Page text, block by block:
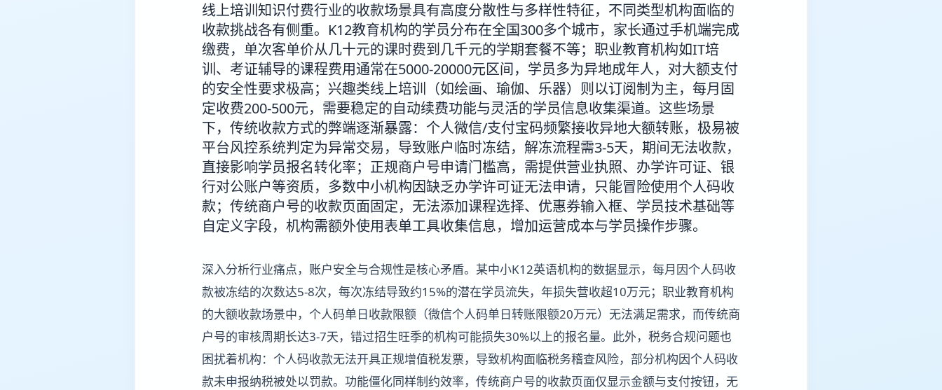
线上培训知识付费行业的收款场景具有高度分散性与多样性特征，不同类型机构面临的
收款挑战各有侧重。K12教育机构的学员分布在全国300多个城市，家长通过手机端完成
缴费，单次客单价从几十元的课时费到几千元的学期套餐不等；职业教育机构如IT培
训、考证辅导的课程费用通常在5000-20000元区间，学员多为异地成年人，对大额支付
的安全性要求极高；兴趣类线上培训（如绘画、瑜伽、乐器）则以订阅制为主，每月固
定收费200-500元，需要稳定的自动续费功能与灵活的学员信息收集渠道。这些场景
下，传统收款方式的弊端逐渐暴露：个人微信/支付宝码频繁接收异地大额转账，极易被
平台风控系统判定为异常交易，导致账户临时冻结，解冻流程需3-5天，期间无法收款，
直接影响学员报名转化率；正规商户号申请门槛高，需提供营业执照、办学许可证、银
行对公账户等资质，多数中小机构因缺乏办学许可证无法申请，只能冒险使用个人码收
款；传统商户号的收款页面固定，无法添加课程选择、优惠券输入框、学员技术基础等
自定义字段，机构需额外使用表单工具收集信息，增加运营成本与学员操作步骤。
深入分析行业痛点，账户安全与合规性是核心矛盾。某中小K12英语机构的数据显示，每月因个人码收
款被冻结的次数达5-8次，每次冻结导致约15%的潜在学员流失，年损失营收超10万元；职业教育机构
的大额收款场景中，个人码单日收款限额（微信个人码单日转账限额20万元）无法满足需求，而传统商
户号的审核周期长达3-7天，错过招生旺季的机构可能损失30%以上的报名量。此外，税务合规问题也
困扰着机构：个人码收款无法开具正规增值税发票，导致机构面临税务稽查风险，部分机构因个人码收
款未申报纳税被处以罚款。功能僵化同样制约效率，传统商户号的收款页面仅显示金额与支付按钮，无